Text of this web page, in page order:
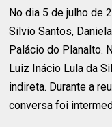
No dia 5 de julho de
Silvio Santos,
Palácio do Planalto.
Luiz Inácio Lula da
indireta. Durante a
conversa foi